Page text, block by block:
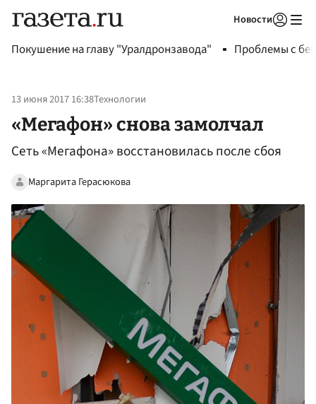
Новости
Покушение на главу "Уралдронзавода" Проблемы с
13 июня 2017 16:38Технологии
«Мегафон» снова замолчал
Сеть «Мегафона» восстановилась после сбоя
Маргарита Герасюкова